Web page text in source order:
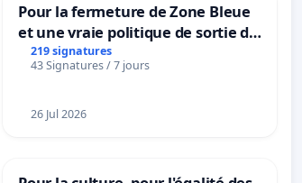
Pour la fermeture de Zone Bleue
et une vraie politique de sortie de
la dépendance
219 signatures
43 Signatures / 7 jours
26 Jul 2026